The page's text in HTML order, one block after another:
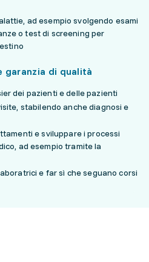
ad esempio svolgendo esami
o test di screening per
garanzia di qualità
dei pazienti e delle pazienti
stabilendo anche diagnosi e
e sviluppare i processi
ad esempio tramite la
e far sì che seguano corsi